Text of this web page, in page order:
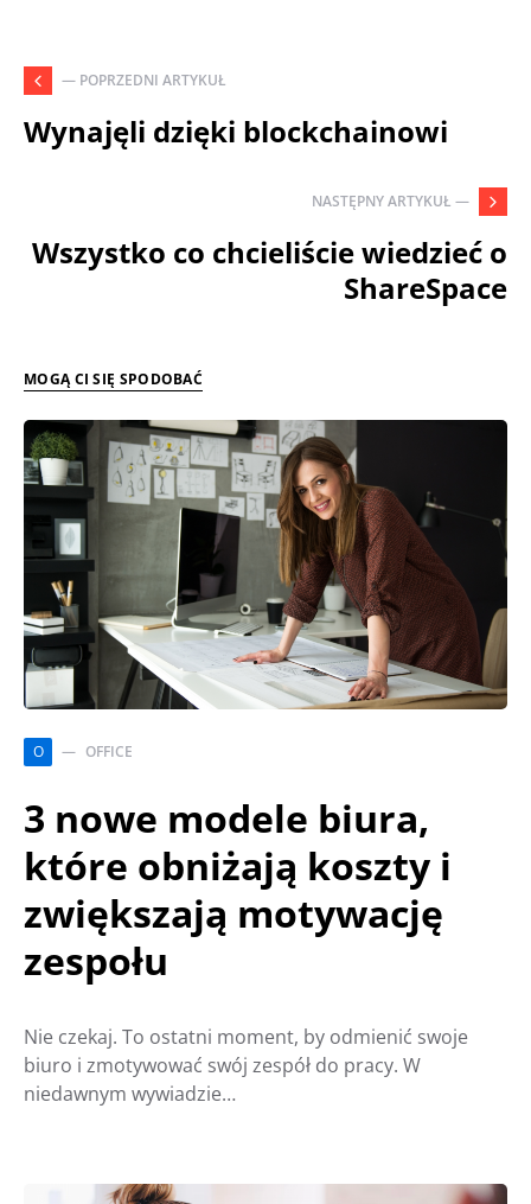
— POPRZEDNI ARTYKUŁ
Wynajęli dzięki blockchainowi
NASTĘPNY ARTYKUŁ —
Wszystko co chcieliście wiedzieć o
ShareSpace
MOGĄ CI SIĘ SPODOBAĆ
O OFFICE
3 nowe modele biura,
które obniżają koszty i
zwiększają motywację
zespołu
Nie czekaj. To ostatni moment, by odmienić swoje
biuro i zmotywować swój zespół do pracy. W
niedawnym wywiadzie…